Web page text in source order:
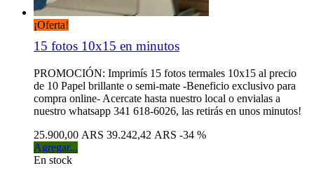
¡Oferta!
15 fotos 10x15 en minutos
PROMOCIÓN: Imprimís 15 fotos termales 10x15 al precio
de 10 Papel brillante o semi-mate -Beneficio exclusivo para
compra online- Acercate hasta nuestro local o envialas a
nuestro whatsapp 341 618-6026, las retirás en unos minutos!
25.900,00 ARS 39.242,42 ARS -34 %
Agregar...
En stock